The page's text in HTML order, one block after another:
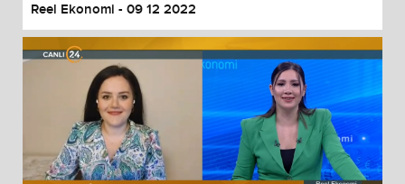
Reel Ekonomi - 09 12 2022